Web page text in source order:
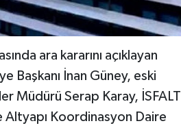
ara kararını açıklayan
Başkanı İnan Güney, eski
Müdürü Serap Karay, İSFALT
Altyapı Koordinasyon Daire